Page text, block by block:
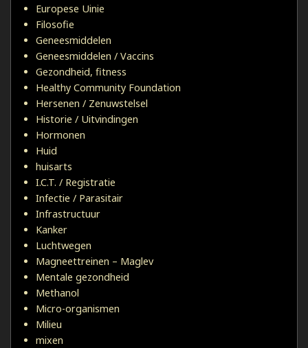
Europese Uinie
Filosofie
Geneesmiddelen
Geneesmiddelen / Vaccins
Gezondheid, fitness
Healthy Community Foundation
Hersenen / Zenuwstelsel
Historie / Uitvindingen
Hormonen
Huid
huisarts
I.C.T. / Registratie
Infectie / Parasitair
Infrastructuur
Kanker
Luchtwegen
Magneettreinen – Maglev
Mentale gezondheid
Methanol
Micro-organismen
Milieu
mixen